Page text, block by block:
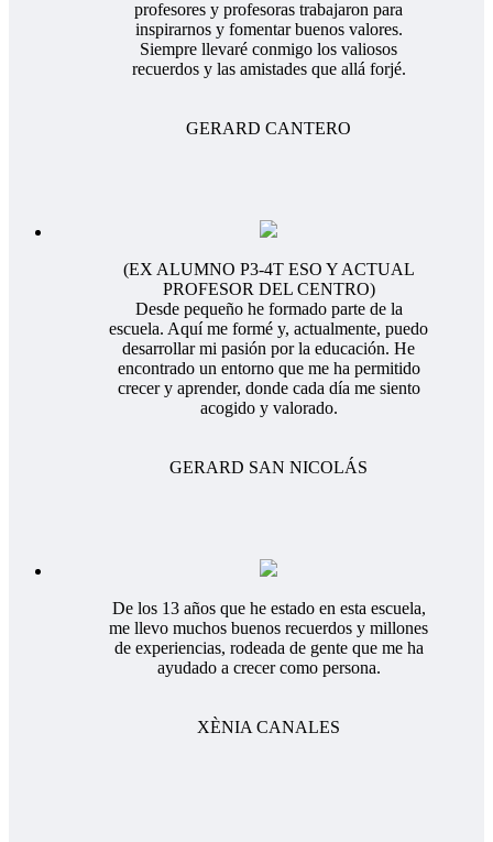
profesores y profesoras trabajaron para
inspirarnos y fomentar buenos valores.
Siempre llevaré conmigo los valiosos
recuerdos y las amistades que allá forjé.
GERARD CANTERO
(EX ALUMNO P3-4T ESO Y ACTUAL
PROFESOR DEL CENTRO)
Desde pequeño he formado parte de la
escuela. Aquí me formé y, actualmente, puedo
desarrollar mi pasión por la educación. He
encontrado un entorno que me ha permitido
crecer y aprender, donde cada día me siento
acogido y valorado.
GERARD SAN NICOLÁS
De los 13 años que he estado en esta escuela,
me llevo muchos buenos recuerdos y millones
de experiencias, rodeada de gente que me ha
ayudado a crecer como persona.
XÈNIA CANALES